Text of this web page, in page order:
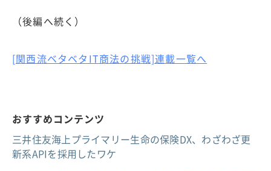
（後編へ続く）
[関西流ベタベタIT商法の挑戦]連載一覧へ
おすすめコンテンツ
三井住友海上プライマリー生命の保険DX、わざわざ更
新系APIを採用したワケ